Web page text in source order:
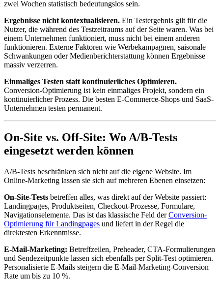
zwei Wochen statistisch bedeutungslos sein.
Ergebnisse nicht kontextualisieren. Ein Testergebnis gilt für die
Nutzer, die während des Testzeitraums auf der Seite waren. Was bei
einem Unternehmen funktioniert, muss nicht bei einem anderen
funktionieren. Externe Faktoren wie Werbekampagnen, saisonale
Schwankungen oder Medienberichterstattung können Ergebnisse
massiv verzerren.
Einmaliges Testen statt kontinuierliches Optimieren.
Conversion-Optimierung ist kein einmaliges Projekt, sondern ein
kontinuierlicher Prozess. Die besten E-Commerce-Shops und SaaS-
Unternehmen testen permanent.
On-Site vs. Off-Site: Wo A/B-Tests
eingesetzt werden können
A/B-Tests beschränken sich nicht auf die eigene Website. Im
Online-Marketing lassen sie sich auf mehreren Ebenen einsetzen:
On-Site-Tests betreffen alles, was direkt auf der Website passiert:
Landingpages, Produktseiten, Checkout-Prozesse, Formulare,
Navigationselemente. Das ist das klassische Feld derConversion-
Optimierung für Landingpages und liefert in der Regel die
direktesten Erkenntnisse.
E-Mail-Marketing: Betreffzeilen, Preheader, CTA-Formulierungen
und Sendezeitpunkte lassen sich ebenfalls per Split-Test optimieren.
Personalisierte E-Mails steigern die E-Mail-Marketing-Conversion
Rate um bis zu 10 %.